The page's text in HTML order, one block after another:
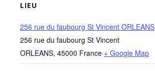
LIEU
256 rue du faubourg St Vincent ORLEANS
256 rue du faubourg St Vincent
ORLEANS, 45000 France + Google Map